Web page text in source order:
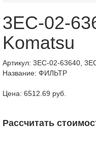
3EC-02-
Komatsu
Артикул: 3EC-02-63640,
Название: ФИЛЬТР
Цена: 6512.69 руб.
Рассчитать